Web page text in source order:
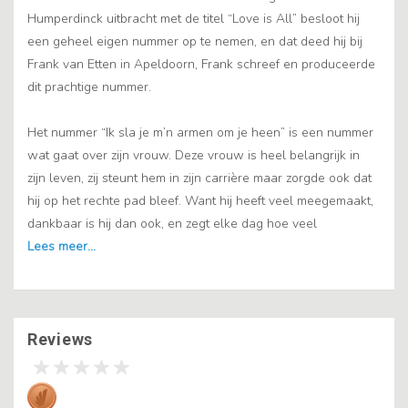
Humperdinck uitbracht met de titel “Love is All” besloot hij
een geheel eigen nummer op te nemen, en dat deed hij bij
Frank van Etten in Apeldoorn, Frank schreef en produceerde
dit prachtige nummer.
Het nummer “Ik sla je m’n armen om je heen” is een nummer
wat gaat over zijn vrouw. Deze vrouw is heel belangrijk in
zijn leven, zij steunt hem in zijn carrière maar zorgde ook dat
hij op het rechte pad bleef. Want hij heeft veel meegemaakt,
dankbaar is hij dan ook, en zegt elke dag hoe veel
Reviews